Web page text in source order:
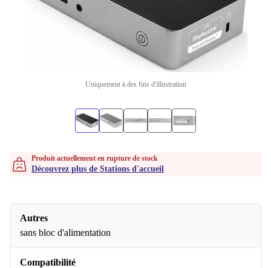
Uniquement à des fins d'illustration
Produit actuellement en rupture de stock
Découvrez plus de Stations d'accueil
Autres
sans bloc d'alimentation
Compatibilité